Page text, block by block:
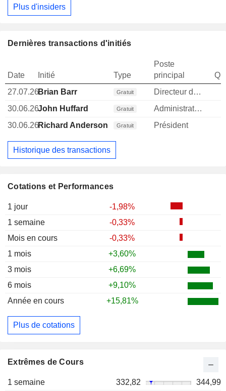
Cotations et Performances
1 jour
-1,98%
1 semaine
-0,33%
Mois en cours
-0,33%
1 mois
+3,60%
3 mois
+6,69%
6 mois
+9,10%
Année en cours
+15,81%
Plus de cotations
Extrêmes de Cours
1 semaine 332,82
344,99
Plus d'insiders
Dernières transactions d'initiés
Date Initié Type
Poste
principal
27.07.26Brian Barr Gratuit Directeur des operations
30.06.26John Huffard Gratuit
Administrateur
30.06.26Richard Anderson Gratuit Président
Historique des transactions